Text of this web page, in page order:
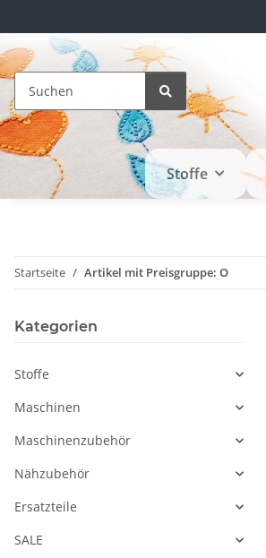
Stoffe
Startseite Artikel mit Preisgruppe: O
Kategorien
Stoffe
Maschinen
Maschinenzubehör
Nähzubehör
Ersatzteile
SALE